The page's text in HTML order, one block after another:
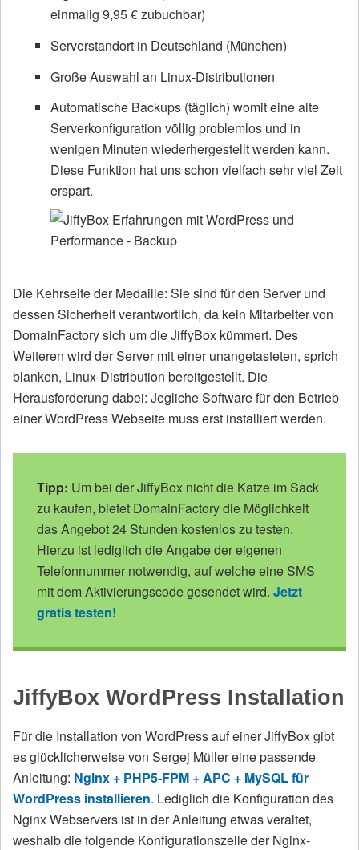
einmalig 9,95 € zubuchbar)
Serverstandort in Deutschland (München)
Große Auswahl an Linux-Distributionen
Automatische Backups (täglich) womit eine alte
Serverkonfiguration völlig problemlos und in
wenigen Minuten wiederhergestellt werden kann.
Diese Funktion hat uns schon vielfach sehr viel Zeit
erspart.
Die Kehrseite der Medaille: Sie sind für den Server und
dessen Sicherheit verantwortlich, da kein Mitarbeiter von
DomainFactory sich um die JiffyBox kümmert. Des
Weiteren wird der Server mit einer unangetasteten, sprich
blanken, Linux-Distribution bereitgestellt. Die
Herausforderung dabei: Jegliche Software für den Betrieb
einer WordPress Webseite muss erst installiert werden.
Tipp: Um bei der JiffyBox nicht die Katze im Sack
zu kaufen, bietet DomainFactory die Möglichkeit
das Angebot 24 Stunden kostenlos zu testen.
Hierzu ist lediglich die Angabe der eigenen
Telefonnummer notwendig, auf welche eine SMS
mit dem Aktivierungscode gesendet wird. Jetzt
gratis testen!
JiffyBox WordPress Installation
Für die Installation von WordPress auf einer JiffyBox gibt
es glücklicherweise von Sergej Müller eine passende
Anleitung: Nginx + PHP5-FPM + APC + MySQL für
WordPress installieren. Lediglich die Konfiguration des
Nginx Webservers ist in der Anleitung etwas veraltet,
weshalb die folgende Konfigurationszeile der Nginx-